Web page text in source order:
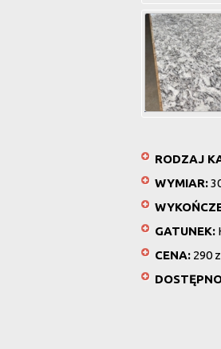
RODZAJ
WYMIAR:
GATUNEK:
CENA: 290